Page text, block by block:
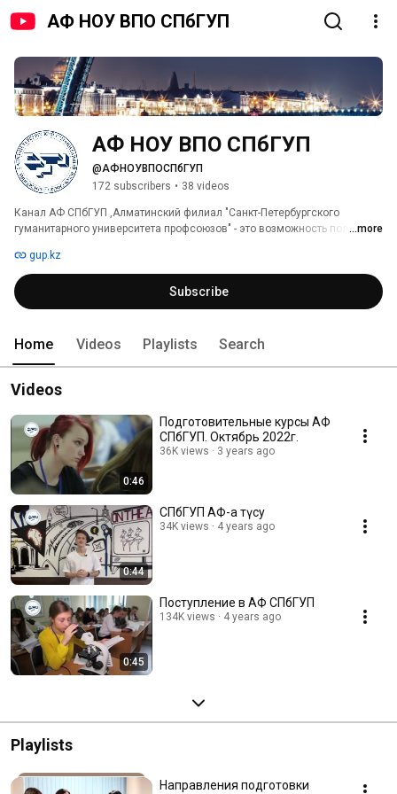
АФ НОУ ВПО СПбГУП
АФ НОУ ВПО СПбГУП
@АФНОУВПОСПбГУП
172 subscribers • 38 videos
Канал АФ СПбГУП ,Алматинский филиал "Санкт-Петербургского
гуманитарного университета профсоюзов" - это возможность получить
...more
gup.kz
Subscribe
Home Videos Playlists Search
Videos
0:46
Подготовительные курсы АФ
СПбГУП. Октябрь 2022г.
36K views 3 years ago
0:44
СПбГУП АФ-қа түсу
34K views 4 years ago
0:45
Поступление в АФ СПбГУП
134K views 4 years ago
Playlists
Направления подготовки